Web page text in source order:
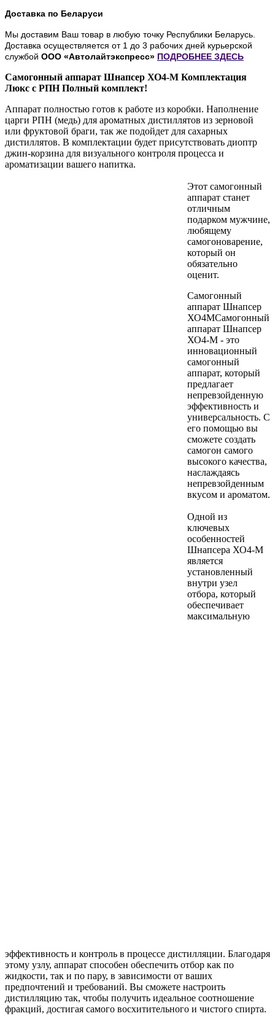
Доставка по Беларуси
Мы доставим Ваш товар в любую точку Республики Беларусь.
Доставка осуществляется от 1 до 3 рабочих дней курьерской
службой ООО «Автолайтэкспресс» ПОДРОБНЕЕ ЗДЕСЬ
Самогонный аппарат Шнапсер ХО4-М Комплектация
Люкс с РПН Полный комплект!
Аппарат полностью готов к работе из коробки. Наполнение
царги РПН (медь) для ароматных дистиллятов из зерновой
или фруктовой браги, так же подойдет для сахарных
дистиллятов. В комплектации будет присутствовать диоптр
джин-корзина для визуального контроля процесса и
ароматизации вашего напитка.
Этот самогонный
аппарат станет
отличным
подарком мужчине,
любящему
самогоноварение,
который он
обязательно
оценит.
Самогонный
аппарат Шнапсер
ХО4МСамогонный
аппарат Шнапсер
ХО4-М - это
инновационный
самогонный
аппарат, который
предлагает
непревзойденную
эффективность и
универсальность. С
его помощью вы
сможете создать
самогон самого
высокого качества,
наслаждаясь
непревзойденным
вкусом и ароматом.
Одной из
ключевых
особенностей
Шнапсера ХО4-М
является
установленный
внутри узел
отбора, который
обеспечивает
максимальную
эффективность и контроль в процессе дистилляции. Благодаря
этому узлу, аппарат способен обеспечить отбор как по
жидкости, так и по пару, в зависимости от ваших
предпочтений и требований. Вы сможете настроить
дистилляцию так, чтобы получить идеальное соотношение
фракций, достигая самого восхитительного и чистого спирта.